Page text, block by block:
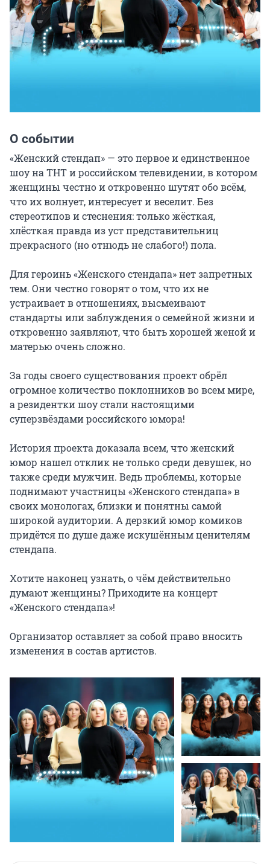
О событии
«Женский стендап» — это первое и единственное
шоу на ТНТ и российском телевидении, в котором
женщины честно и откровенно шутят обо всём,
что их волнует, интересует и веселит. Без
стереотипов и стеснения: только жёсткая,
хлёсткая правда из уст представительниц
прекрасного (но отнюдь не слабого!) пола.
Для героинь «Женского стендапа» нет запретных
тем. Они честно говорят о том, что их не
устраивает в отношениях, высмеивают
стандарты или заблуждения о семейной жизни и
откровенно заявляют, что быть хорошей женой и
матерью очень сложно.
За годы своего существования проект обрёл
огромное количество поклонников во всем мире,
а резидентки шоу стали настоящими
суперзвёздами российского юмора!
История проекта доказала всем, что женский
юмор нашел отклик не только среди девушек, но
также среди мужчин. Ведь проблемы, которые
поднимают участницы «Женского стендапа» в
своих монологах, близки и понятны самой
широкой аудитории. А дерзкий юмор комиков
придётся по душе даже искушённым ценителям
стендапа.
Хотите наконец узнать, о чём действительно
думают женщины? Приходите на концерт
«Женского стендапа»!
Организатор оставляет за собой право вносить
изменения в состав артистов.